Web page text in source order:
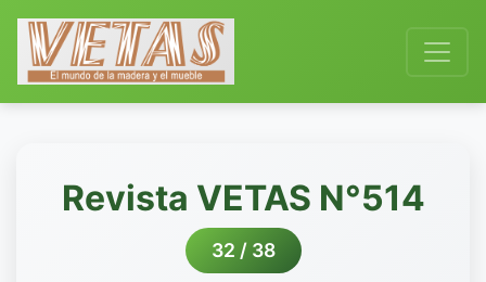
Revista VETAS N°514
32 / 38